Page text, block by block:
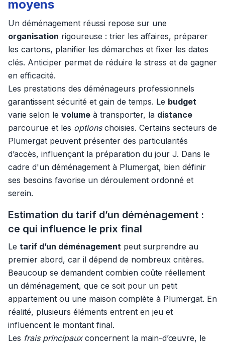
moyens
Un déménagement réussi repose sur une
organisation rigoureuse : trier les affaires, préparer
les cartons, planifier les démarches et fixer les dates
clés. Anticiper permet de réduire le stress et de gagner
en efficacité.
Les prestations des déménageurs professionnels
garantissent sécurité et gain de temps. Le budget
varie selon le volume à transporter, la distance
parcourue et les optionschoisies. Certains secteurs de
Plumergat peuvent présenter des particularités
d’accès, influençant la préparation du jour J. Dans le
cadre d'un déménagement à Plumergat, bien définir
ses besoins favorise un déroulement ordonné et
serein.
Estimation du tarif d’un déménagement :
ce qui influence le prix final
Le tarif d’un déménagement peut surprendre au
premier abord, car il dépend de nombreux critères.
Beaucoup se demandent combien coûte réellement
un déménagement, que ce soit pour un petit
appartement ou une maison complète à Plumergat. En
réalité, plusieurs éléments entrent en jeu et
influencent le montant final.
Les frais principauxconcernent la main-d’œuvre, le